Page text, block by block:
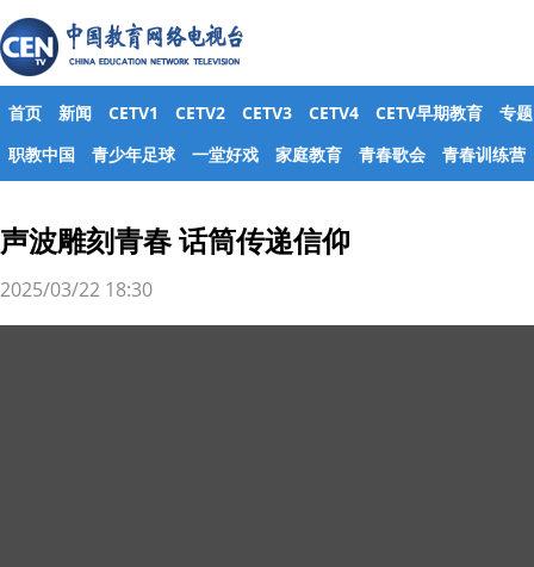
首页 新闻 CETV1 CETV2 CETV3 CETV4 CETV早期教育
专题
职教中国
青少年足球 一堂好戏 家庭教育 青春歌会 青春训练营
声波雕刻青春 话筒传递信仰
2025/03/22 18:30